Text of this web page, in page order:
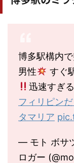
博多駅構内
男性
すぐ
迅速すぎ
フィリピン
タマリア
— モト ボサ
ロガー